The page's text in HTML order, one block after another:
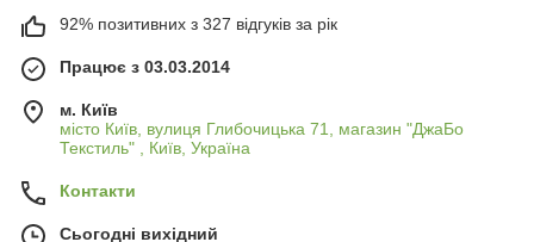
92% позитивних з 327 відгуків за рік
Працює з 03.03.2014
м. Київ
місто Київ, вулиця Глибочицька 71, магазин "ДжаБо
Текстиль" , Київ, Україна
Контакти
Сьогодні вихідний